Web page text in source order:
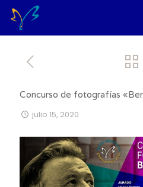
Concurso de fotografías
julio 15, 2020